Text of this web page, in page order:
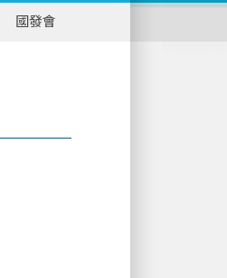
國發會